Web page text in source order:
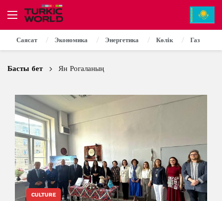
Саясат Экономика Энергетика Көлік Газ
Басты бет Ян Рогаланың
CULTURE